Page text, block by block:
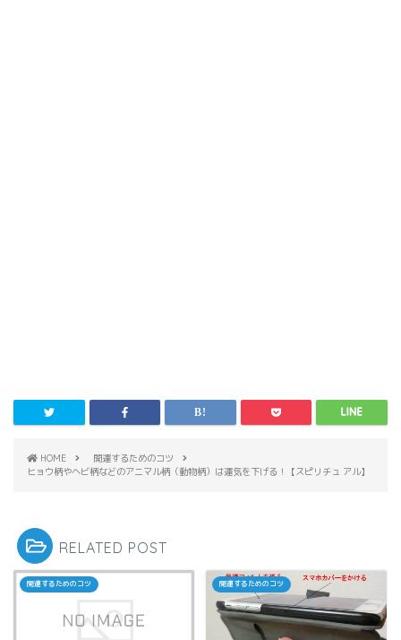
HOME
開運するためのコツ
ヒョウ柄やヘビ柄などのアニマル柄（動物柄）は運気を下げる！【スピリチュ アル】
RELATED POST
開運するためのコツ 開運するためのコツ